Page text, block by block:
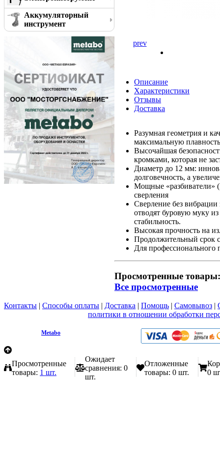
Аккумуляторный
инструмент
prev
Описание
Характеристики
Отзывы
Доставка
Разумная геометрия и
максимальную
Высочайшая
кромками, которая не
Диаметр до 12 мм:
долговечность, а
Мощные «разбиватели»
сверления
Сверление без
отводят буровую муку
стабильность.
Высокая прочность на
Продолжительный срок
Для профессионального
Просмотренные товары:
Все просмотренные
Контакты | Способы оплаты | Доставка | Помощь | Самовывоз |
политики в отношении обработки
Metabo
Просмотренные
товары: 1 шт.
Ожидает
сравнения: 0
шт.
Отложенные
товары: 0 шт.
0